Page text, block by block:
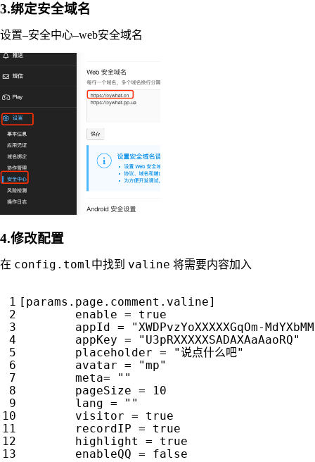
3.绑定安全域名
设置–安全中心–web安全域名
4.修改配置
在 config.toml中找到 valine 将需要内容加入
[params.page.comment.valine]
enable = true
appId = "XWDPvzYoXXXXXGqOm-
appKey = "U3pRXXXXXSADAXAaAaoRQ"
        placeholder = "说点什么吧"
        avatar = "mp"
        meta= ""
        pageSize = 10
        lang = ""
        visitor = true
        recordIP = true
        highlight = true
        enableQQ = false